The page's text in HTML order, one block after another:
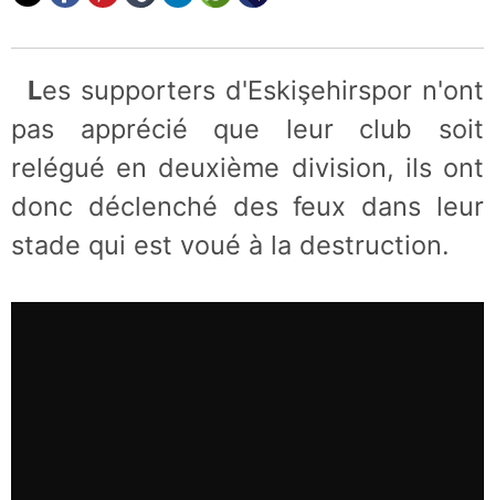
Les supporters d'Eskişehirspor n'ont
pas apprécié que leur club soit
relégué en deuxième division, ils ont
donc déclenché des feux dans leur
stade qui est voué à la destruction.